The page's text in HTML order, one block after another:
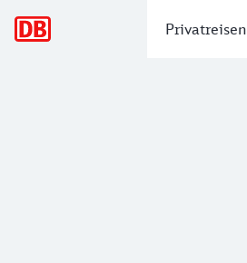
Privatreisen